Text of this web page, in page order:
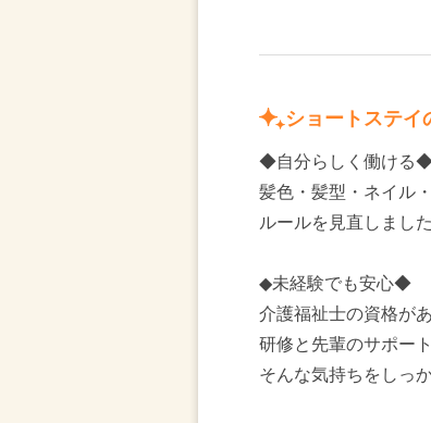
ショートステイ
◆自分らしく働ける
髪色・髪型・ネイル
ルールを見直しまし
◆未経験でも安心◆
介護福祉士の資格が
研修と先輩のサポー
そんな気持ちをしっ